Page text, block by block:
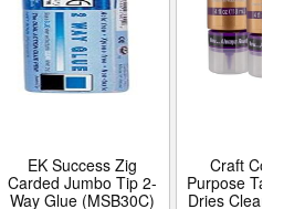
EK Success Zig
Carded Jumbo Tip 2-
Way Glue (MSB30C)
Craft
Purpose
Dries Clear–